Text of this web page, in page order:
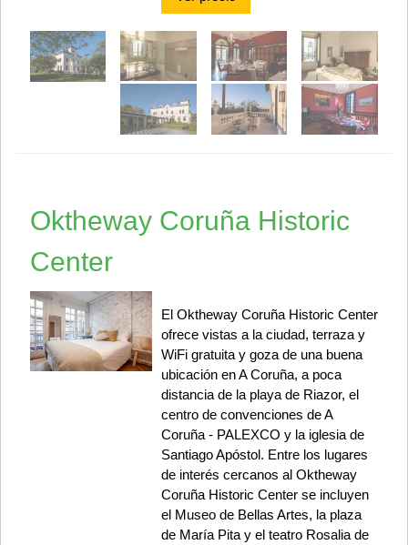
Oktheway Coruña Historic
Center
El Oktheway Coruña Historic Center
ofrece vistas a la ciudad, terraza y
WiFi gratuita y goza de una buena
ubicación en A Coruña, a poca
distancia de la playa de Riazor, el
centro de convenciones de A
Coruña - PALEXCO y la iglesia de
Santiago Apóstol. Entre los lugares
de interés cercanos al Oktheway
Coruña Historic Center se incluyen
el Museo de Bellas Artes, la plaza
de María Pita y el teatro Rosalia de